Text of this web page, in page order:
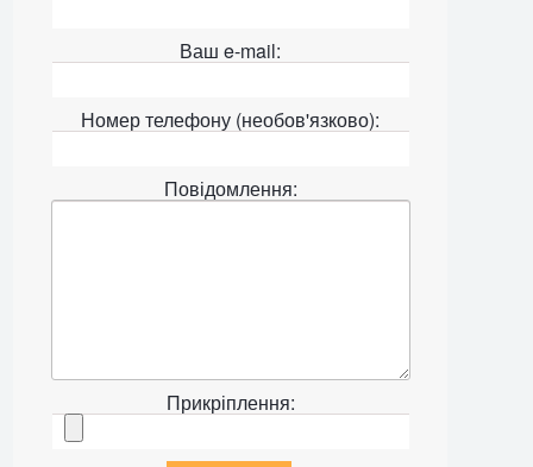
Ваш e-mail:
Номер телефону (необов'язково):
Повідомлення:
Прикріплення: